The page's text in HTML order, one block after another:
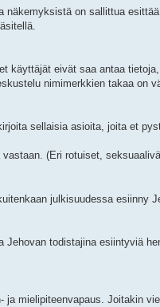
on sallittua
käyttäjät eivät saa antaa
nimimerkkien takaa on
sellaisia asioita, joita et
(Eri rotuiset,
julkisuudessa esiinny
todistajina esiintyviä
ja mielipiteenvapaus. Joitakin